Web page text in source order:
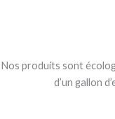
Nos produits sont
d’un gallon